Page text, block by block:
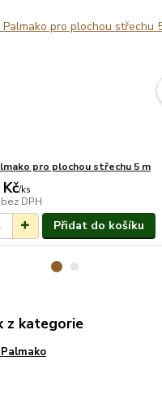
pro plochou střechu 5 m
/ks
bez DPH
Přidat do košíku
z kategorie